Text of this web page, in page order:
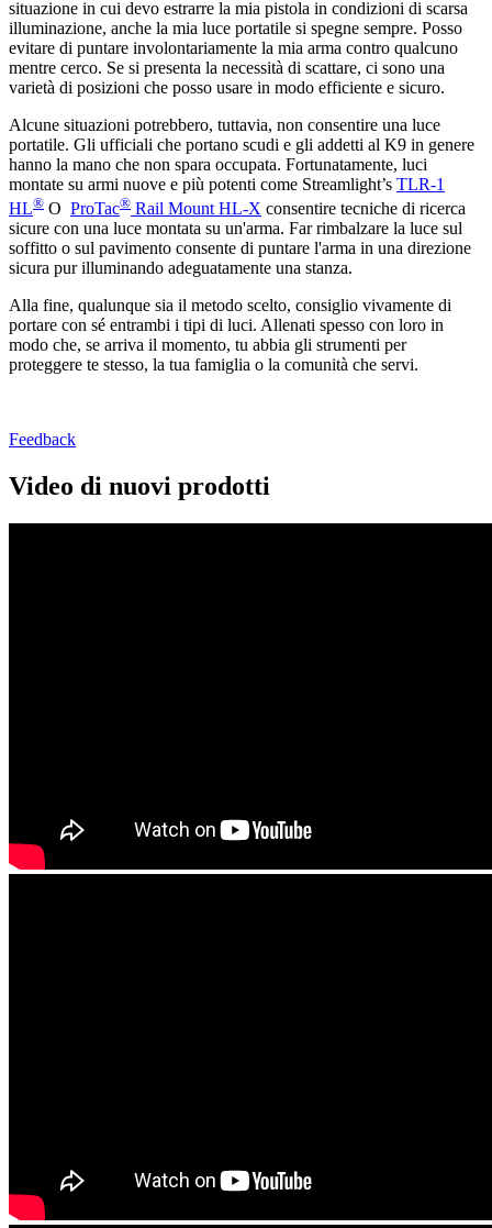
situazione in cui devo estrarre la mia pistola in condizioni di scarsa
illuminazione, anche la mia luce portatile si spegne sempre. Posso
evitare di puntare involontariamente la mia arma contro qualcuno
mentre cerco. Se si presenta la necessità di scattare, ci sono una
varietà di posizioni che posso usare in modo efficiente e sicuro.
Alcune situazioni potrebbero, tuttavia, non consentire una luce
portatile. Gli ufficiali che portano scudi e gli addetti al K9 in genere
hanno la mano che non spara occupata. Fortunatamente, luci
montate su armi nuove e più potenti come Streamlight’s TLR-1
HL® O ProTac® Rail Mount HL-X consentire tecniche di ricerca
sicure con una luce montata su un'arma. Far rimbalzare la luce sul
soffitto o sul pavimento consente di puntare l'arma in una direzione
sicura pur illuminando adeguatamente una stanza.
Alla fine, qualunque sia il metodo scelto, consiglio vivamente di
portare con sé entrambi i tipi di luci. Allenati spesso con loro in
modo che, se arriva il momento, tu abbia gli strumenti per
proteggere te stesso, la tua famiglia o la comunità che servi.
Feedback
Video di nuovi prodotti